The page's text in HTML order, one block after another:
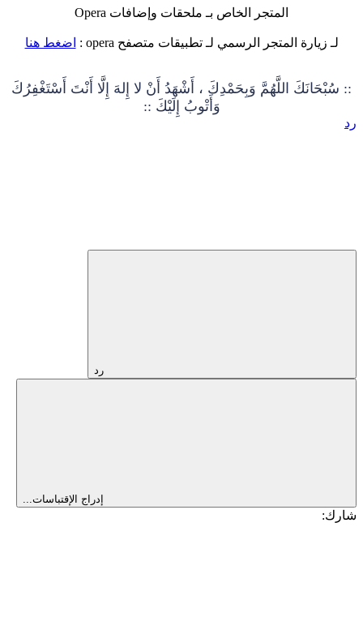
المتجر الخاص بـ ملحقات وإضافات Opera
لـ زيارة المتجر الرسمي لـ تطبيقات متصفح opera : اضغط هنا
:: سُبْحَانَكَ اللَّهُمَّ وَبِحَمْدِكَ ، أَشْهَدُ أَنْ لا إِلهَ إِلَّا أَنْتَ أَسْتَغْفِرُكَ
وَأَتْوبُ إِلَيْكَ ::
رد
شارك: